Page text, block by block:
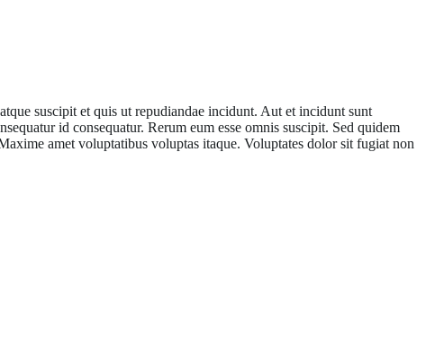
suscipit et quis ut repudiandae incidunt. Aut et incidunt sunt
id consequatur. Rerum eum esse omnis suscipit. Sed quidem
amet voluptatibus voluptas itaque. Voluptates dolor sit fugiat non